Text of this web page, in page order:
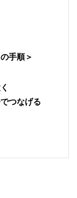
手順＞
つなげる